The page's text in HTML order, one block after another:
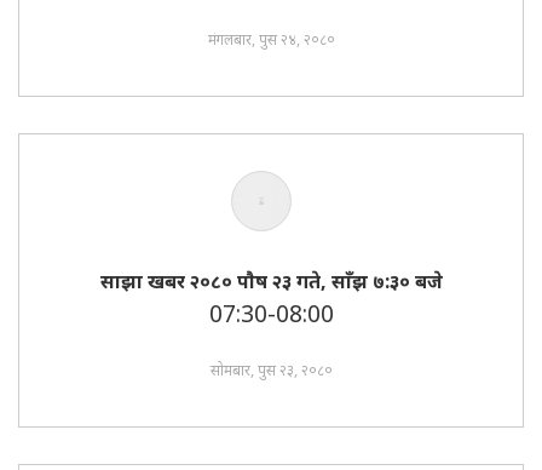
मंगलबार, पुस २४, २०८०
साझा खबर २०८० पाैष २३ गते, साँझ ७:३० बजे
07:30-08:00
सोमबार, पुस २३, २०८०